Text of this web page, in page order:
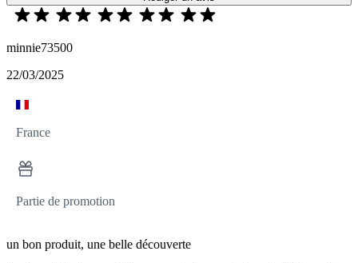
minnie73500
22/03/2025
France
Partie de promotion
un bon produit, une belle découverte